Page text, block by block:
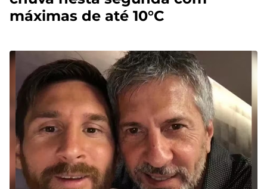
máximas de até 10°C